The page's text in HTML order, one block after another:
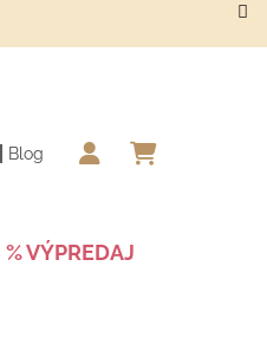
Blog
% VÝPREDAJ